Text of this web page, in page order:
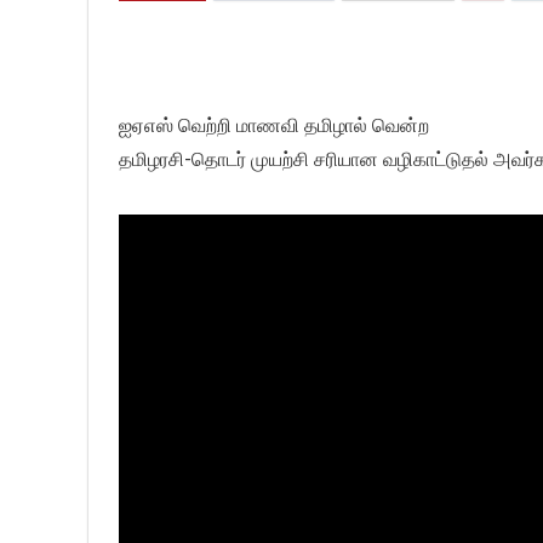
ஐஏஎஸ் வெற்றி மாணவி தமிழால் வென்ற
தமிழரசி-தொடர் முயற்சி சரியான வழிகாட்டுதல்